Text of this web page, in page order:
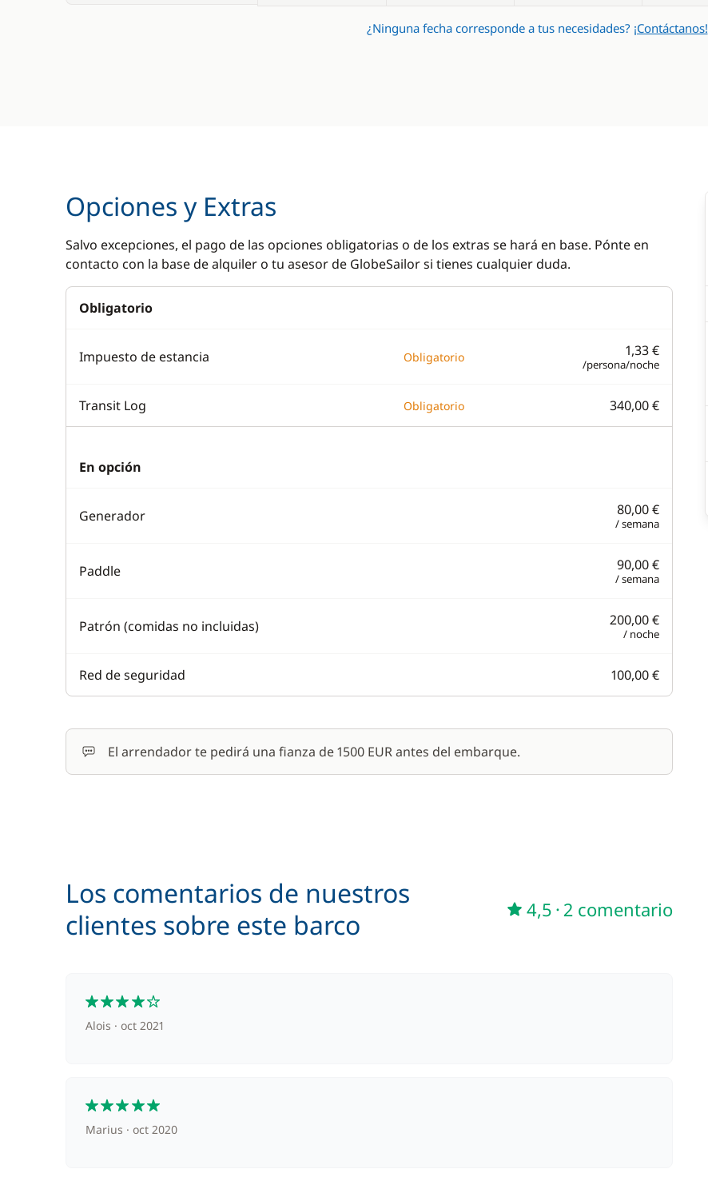
¿Ninguna fecha corresponde a tus necesidades? ¡Contáctanos!
Opciones y Extras
Salvo excepciones, el pago de las opciones obligatorias o de los extras se hará en base. Pónte en
contacto con la base de alquiler o tu asesor de GlobeSailor si tienes cualquier duda.
Obligatorio
Impuesto de estancia Obligatorio 1,33 €
/persona/noche
Transit Log Obligatorio 340,00 €
En opción
Generador 80,00 €
/ semana
Paddle 90,00 €
/ semana
Patrón (comidas no incluidas) 200,00 €
/ noche
Red de seguridad 100,00 €
El arrendador te pedirá una fianza de 1500 EUR antes del embarque.
Los comentarios de nuestros
clientes sobre este barco
4,5 ·2 comentario
Alois oct 2021
Marius oct 2020